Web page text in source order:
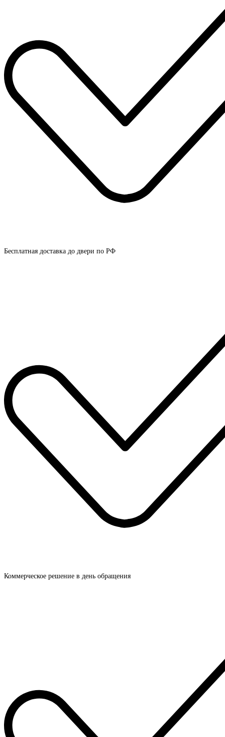
Бесплатная доставка до двери по РФ
Коммерческое решение в день обращения